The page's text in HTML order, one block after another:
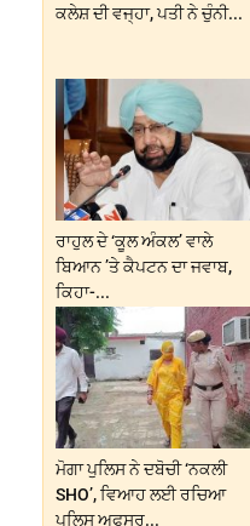
ਕਲੇਸ਼ ਦੀ ਵਜ੍ਹਾ, ਪਤੀ ਨੇ ਚੁੰਨੀ...
ਰਾਹੁਲ ਦੇ ‘ਕੂਲ ਅੰਕਲ’ ਵਾਲੇ
ਬਿਆਨ ’ਤੇ ਕੈਪਟਨ ਦਾ ਜਵਾਬ,
ਕਿਹਾ-...
ਮੋਗਾ ਪੁਲਿਸ ਨੇ ਦਬੋਚੀ ‘ਨਕਲੀ
SHO’, ਵਿਆਹ ਲਈ ਰਚਿਆ
ਪੁਲਿਸ ਅਫਸਰ...